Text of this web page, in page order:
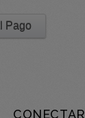
Pago
CONECTAR